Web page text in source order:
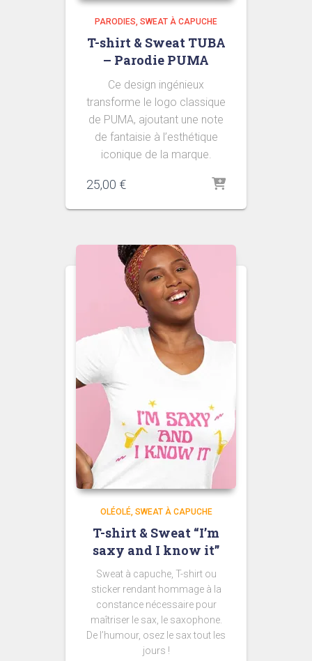
PARODIES SWEAT À CAPUCHE
T-shirt & Sweat TUBA
– Parodie PUMA
Ce design ingénieux
transforme le logo classique
de PUMA, ajoutant une note
de fantaisie à l’esthétique
iconique de la marque.
25,00 €
OLÉOLÉ SWEAT À CAPUCHE
T-shirt & Sweat “I’m
saxy and I know it”
Sweat à capuche, T-shirt ou
sticker rendant hommage à la
constance nécessaire pour
maîtriser le sax, le saxophone.
De l’humour, osez le sax tout les
jours !